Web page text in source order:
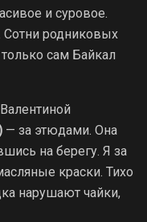
и суровое.
Сотни родниковых
сам Байкал
— за этюдами. Она
на берегу. Я за
краски. Тихо
нарушают чайки,